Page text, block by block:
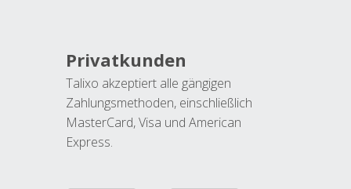
Privatkunden
Talixo akzeptiert alle gängigen
Zahlungsmethoden, einschließlich
MasterCard, Visa und American
Express.